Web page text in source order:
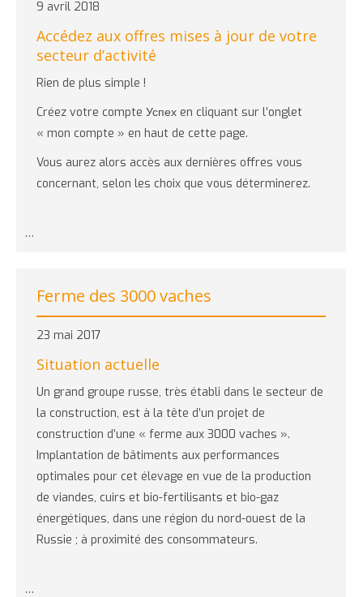
9 avril 2018
Accédez aux offres mises à jour de votre
secteur d’activité
Rien de plus simple !
Créez votre compte Успех en cliquant sur l’onglet
« mon compte » en haut de cette page.
Vous aurez alors accès aux dernières offres vous
concernant, selon les choix que vous déterminerez.
…
Ferme des 3000 vaches
23 mai 2017
Situation actuelle
Un grand groupe russe, très établi dans le secteur de
la construction, est à la tête d’un projet de
construction d’une « ferme aux 3000 vaches ».
Implantation de bâtiments aux performances
optimales pour cet élevage en vue de la production
de viandes, cuirs et bio-fertilisants et bio-gaz
énergétiques, dans une région du nord-ouest de la
Russie ; à proximité des consommateurs.
…